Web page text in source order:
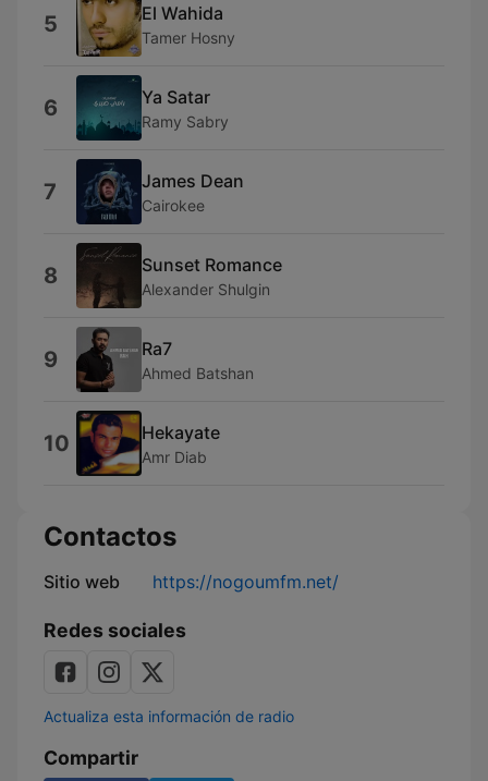
5 El Wahida
Tamer Hosny
6 Ya Satar
Ramy Sabry
7 James Dean
Cairokee
8 Sunset Romance
Alexander Shulgin
9 Ra7
Ahmed Batshan
10 Hekayate
Amr Diab
Contactos
Sitio web https://nogoumfm.net/
Redes sociales
Actualiza esta información de radio
Compartir